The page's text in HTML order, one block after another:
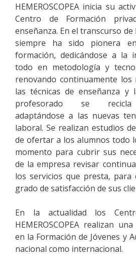
HEMEROSCOPEA inicia su
Centro de Formación
enseñanza. En el transcurso
siempre ha sido pionera
formación, dedicándose a la
todo en metodología y
renovando continuamente los
las técnicas de enseñanza y
profesorado se recicla
adaptándose a las nuevas
laboral. Se realizan estudios
de ofertar a los alumnos todo
momento para cubrir sus
de la empresa revisar
los servicios que presta, para
grado de satisfacción de sus
En la actualidad los
HEMEROSCOPEA realizan
en la Formación de Jóvenes y
nacional como internacional.